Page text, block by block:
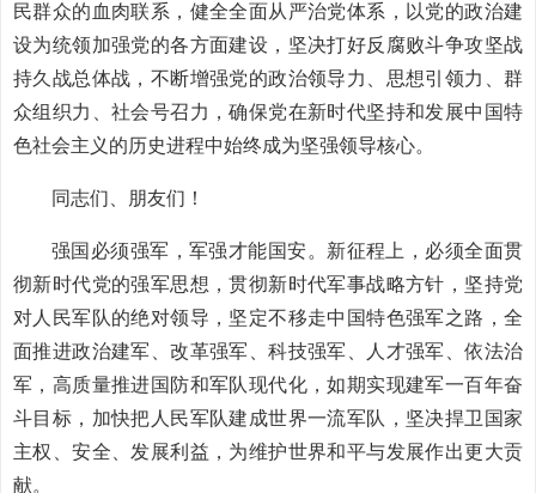
民群众的血肉联系，健全全面从严治党体系，以党的政治建
设为统领加强党的各方面建设，坚决打好反腐败斗争攻坚战
持久战总体战，不断增强党的政治领导力、思想引领力、群
众组织力、社会号召力，确保党在新时代坚持和发展中国特
色社会主义的历史进程中始终成为坚强领导核心。
同志们、朋友们！
强国必须强军，军强才能国安。新征程上，必须全面贯
彻新时代党的强军思想，贯彻新时代军事战略方针，坚持党
对人民军队的绝对领导，坚定不移走中国特色强军之路，全
面推进政治建军、改革强军、科技强军、人才强军、依法治
军，高质量推进国防和军队现代化，如期实现建军一百年奋
斗目标，加快把人民军队建成世界一流军队，坚决捍卫国家
主权、安全、发展利益，为维护世界和平与发展作出更大贡
献。